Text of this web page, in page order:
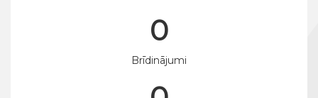
0
Brīdinājumi